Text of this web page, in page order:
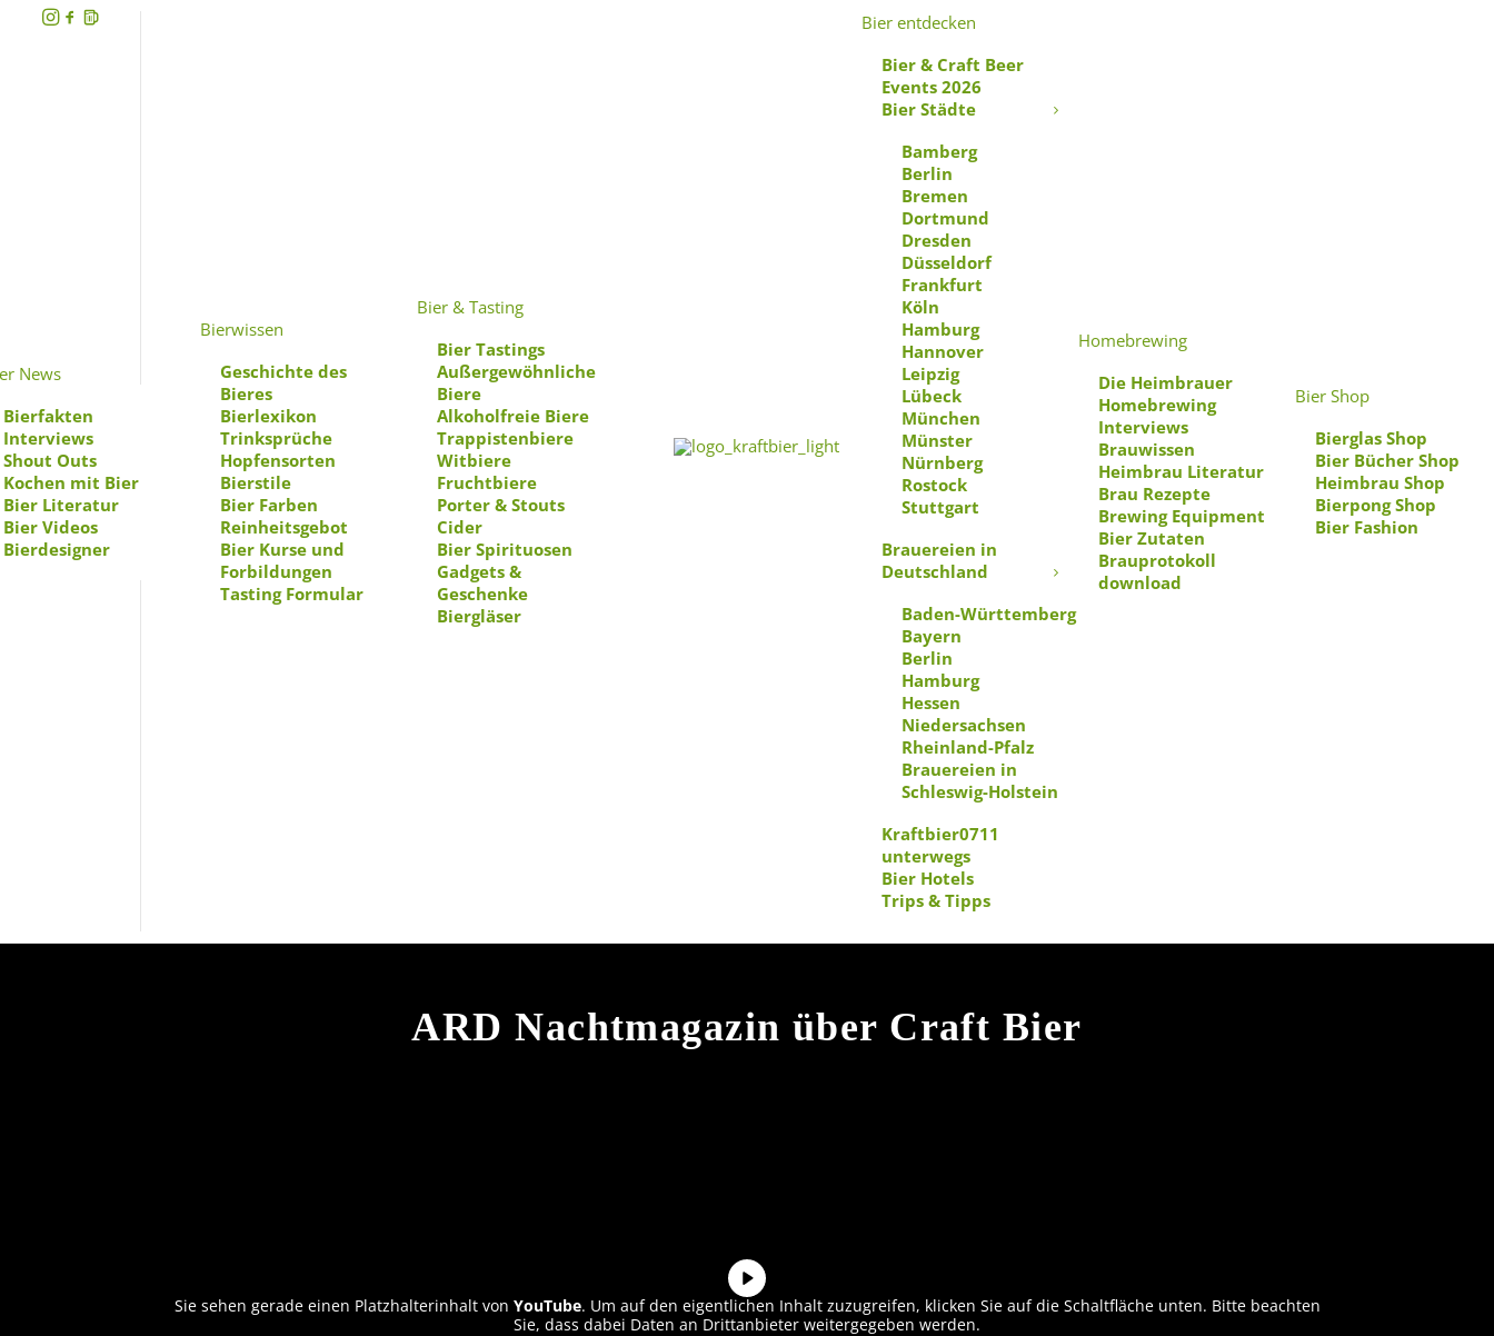
News
Bierfakten
Interviews
Shout Outs
Kochen mit Bier
Bier Literatur
Bier Videos
Bierdesigner
Bierwissen
Geschichte des
Bieres
Bierlexikon
Trinksprüche
Hopfensorten
Bierstile
Bier Farben
Reinheitsgebot
Bier Kurse und
Forbildungen
Tasting Formular
Bier & Tasting
Bier Tastings
Außergewöhnliche
Biere
Alkoholfreie Biere
Trappistenbiere
Witbiere
Fruchtbiere
Porter & Stouts
Cider
Bier Spirituosen
Gadgets &
Geschenke
Biergläser
Bier entdecken
Bier & Craft Beer
Events 2026
Bier Städte
Bamberg
Berlin
Bremen
Dortmund
Dresden
Düsseldorf
Frankfurt
Köln
Hamburg
Hannover
Leipzig
Lübeck
München
Münster
Nürnberg
Rostock
Stuttgart
Brauereien in
Deutschland
Baden-Württemberg
Bayern
Berlin
Hamburg
Hessen
Niedersachsen
Rheinland-Pfalz
Brauereien in
Schleswig-Holstein
Kraftbier0711
unterwegs
Bier Hotels
Trips & Tipps
Homebrewing
Die Heimbrauer
Homebrewing
Interviews
Brauwissen
Heimbrau Literatur
Brau Rezepte
Brewing Equipment
Bier Zutaten
Brauprotokoll
download
Bier Shop
Bierglas Shop
Bier Bücher Shop
Heimbrau Shop
Bierpong Shop
Bier Fashion
ARD Nachtmagazin über Craft Bier
Sie sehen gerade einen Platzhalterinhalt von YouTube. Um auf den eigentlichen Inhalt zuzugreifen, klicken Sie auf die Schaltfläche unten. Bitte beachten
Sie, dass dabei Daten an Drittanbieter weitergegeben werden.